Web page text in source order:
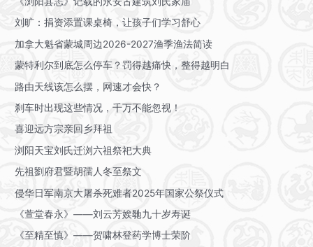
刘旷：捐资添置课桌椅，让孩子们学习舒心
加拿大魁省蒙城周边2026-2027渔季渔法简读
蒙特利尔到底怎么停车？罚得越痛快，整得越明白
路由天线该怎么摆，网速才会快？
刹车时出现这些情况，千万不能忽视！
喜迎远方宗亲回乡拜祖
浏阳天宝刘氏迁浏六祖祭祀大典
先祖劉府君暨胡孺人冬至祭文
侵华日军南京大屠杀死难者2025年国家公祭仪式
《萱堂春永》——刘云芳娭毑九十岁寿诞
《至精至慎》——贺啸林登药学博士荣阶